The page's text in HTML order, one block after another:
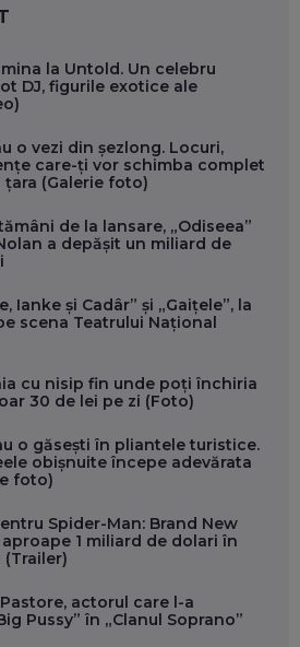
CA SĂ FII MAI BUN LA JOB. ȘI CUM
MUNCA, ÎN URMĂTORII ANI
COFONDATOR AL KULTH: CUM
CA SĂ ÎȚI DESCHIZI DRUMUL
ONLINE. ȘI CARE SUNT PRIMII PAȘI ÎNTR-O
CU PERMIS”
CONTENTSPEED: VREI SUCCES ONLINE?
OCHELARI INTELIGENȚI ȘI FERME
PĂMÂNT
CEO AL PATRIA BANK: AUTOMATIZĂM
CE FACEM CÂND PICĂ BAZA DE DATE, LA
la Untold. Un celebru
DJ, figurile exotice ale
o vezi din șezlong. Locuri,
care-ți vor schimba complet
(Galerie foto)
de la lansare, „Odiseea”
a depășit un miliard de
Ianke și Cadâr” și „Gaițele”, la
scena Teatrului Național
cu nisip fin unde poți închiria
30 de lei pe zi (Foto)
o găsești în pliantele turistice.
obișnuite începe adevărata
foto)
Spider-Man: Brand New
1 miliard de dolari în
actorul care l-a
Pussy” în „Clanul Soprano”